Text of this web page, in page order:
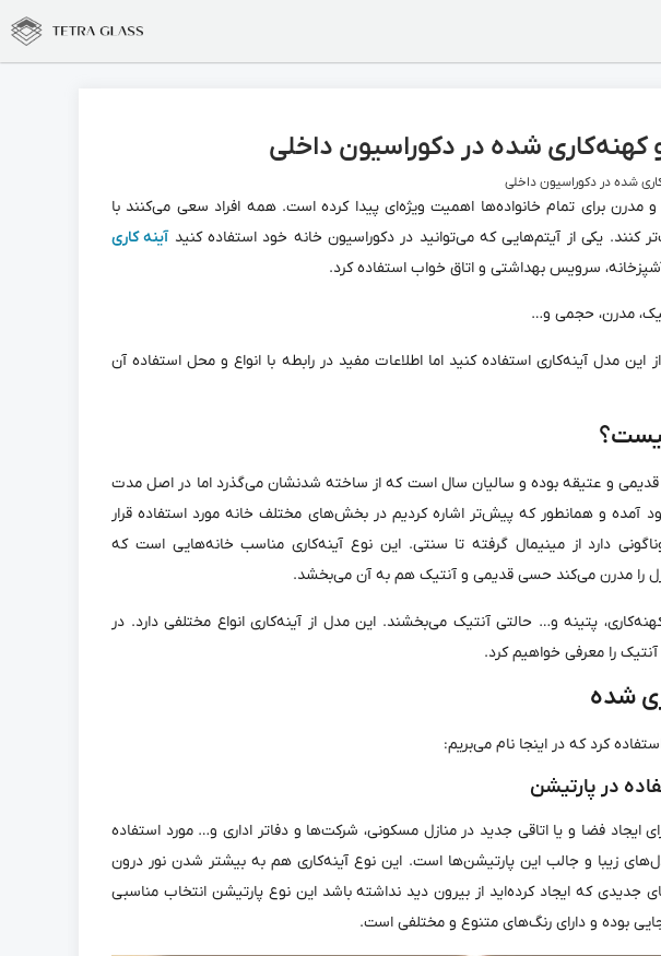
کهنه‌کاری شده در دکوراسیون داخلی
شده در دکوراسیون داخلی
مدرن برای تمام خانواده‌ها اهمیت ویژه‌ای پیدا کرده است. همه افراد سعی می‌کنند با
کنند. یکی از آیتم‌هایی که می‌توانید در دکوراسیون خانه خود استفاده کنیدآینه کاری
سرویس بهداشتی و اتاق خواب استفاده کرد.
مدرن، حجمی و…
مدل آینه‌کاری استفاده کنید اما اطلاعات مفید در رابطه با انواع و محل استفاده آن
قدیمی و عتیقه بوده و سالیان سال است که از ساخته شدنشان می‌گذرد اما در اصل مدت
آمده و همانطور که پیش‌تر اشاره کردیم در بخش‌های مختلف خانه مورد استفاده قرار
دارد از مینیمال گرفته تا سنتی. این نوع آینه‌کاری مناسب خانه‌هایی است که
را مدرن می‌کند حسی قدیمی و آنتیک هم به آن می‌بخشد.
پتینه و… حالتی آنتیک می‌بخشند. این مدل از آینه‌کاری انواع مختلفی دارد. در
را معرفی خواهیم کرد.
شده
کرد که در اینجا نام می‌بریم:
در پارتیشن
ایجاد فضا و یا اتاقی جدید در منازل مسکونی، شرکت‌ها و دفاتر اداری و… مورد استفاده
زیبا و جالب این پارتیشن‌ها است. این نوع آینه‌کاری هم به بیشتر شدن نور درون
که ایجاد کرده‌اید از بیرون دید نداشته باشد این نوع پارتیشن انتخاب مناسبی
بوده و دارای رنگ‌های متنوع و مختلفی است.